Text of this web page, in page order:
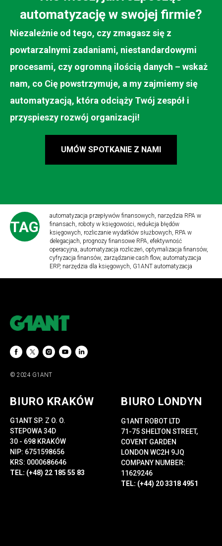
automatyzację w swojej firmie?
Niezależnie od tego, czy zmagasz się z
powtarzalnymi zadaniami, niestandardowymi
procesami, czy ogromną ilością danych – wskaż
nam, co Cię powstrzymuje, a my zajmiemy się
automatyzacją, która odciąży Twój zespół i
przyspieszy rozwój organizacji!
UMÓW SPOTKANIE Z NAMI
TAGS
automatyzacja przepływów finansowych, narzędzia RPA w
finansach, roboty w księgowości, redukcja błędów
księgowych, rozliczanie wydatków służbowych, RPA w
delegacjach, prognozy finansowe RPA, efektywność
operacyjna, automatyzacja rozliczeń, optymalizacja finansów,
cyfryzacja finansów, zarządzanie cash flow, automatyzacja
ERP, narzędzia dla księgowych, G1ANT automatyzacja
© 2024 G1ANT
BIURO KRAKÓW
G1ANT SP. Z O. O.
STEPOWA 34D
30 - 698 KRAKÓW
NIP: 6751598656
KRS: 0000686646
TEL: (+48) 22 185 55 83
BIURO LONDYN
G1ANT ROBOT LTD
71-75 SHELTON STREET,
COVENT GARDEN
LONDON WC2H 9JQ
COMPANY NUMBER:
11629246
TEL: (+44) 20 3318 4951